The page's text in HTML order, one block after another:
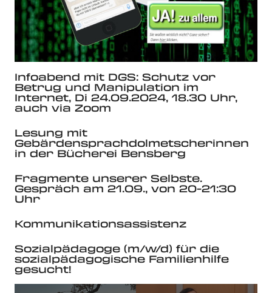
Infoabend mit DGS: Schutz vor
Betrug und Manipulation im
Internet, Di 24.09.2024, 18.30 Uhr,
auch via Zoom
Lesung mit
Gebärdensprachdolmetscherinnen
in der Bücherei Bensberg
Fragmente unserer Selbste.
Gespräch am 21.09., von 20-21:30
Uhr
Kommunikationsassistenz
Sozialpädagoge (m/w/d) für die
sozialpädagogische Familienhilfe
gesucht!